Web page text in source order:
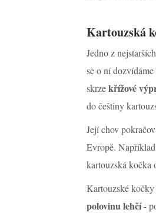
Kartouzská
Jedno z
se o ní
skrzekřížové
do češtiny
Její chov
Evropě.
kartouzská kočka
Kartouzské kočky
polovinu lehčí-